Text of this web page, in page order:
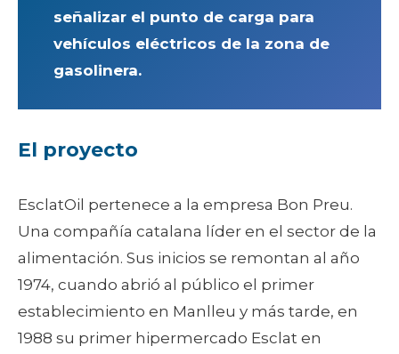
señalizar el punto de carga para
vehículos eléctricos de la zona de
gasolinera.
El proyecto
EsclatOil pertenece a la empresa Bon Preu.
Una compañía catalana líder en el sector de la
alimentación. Sus inicios se remontan al año
1974, cuando abrió al público el primer
establecimiento en Manlleu y más tarde, en
1988 su primer hipermercado Esclat en